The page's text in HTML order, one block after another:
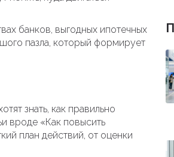
банков, выгодных ипотечных
пазла, который формирует
знать, как правильно
вроде «Как повысить
план действий, от оценки